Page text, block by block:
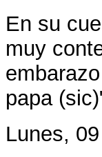
En su
muy
papa
Lunes,